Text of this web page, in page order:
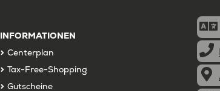
INFORMATIONEN
Centerplan
Tax-Free-Shopping
Gutscheine